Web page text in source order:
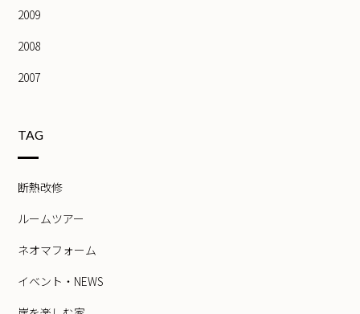
2009
2008
2007
TAG
断熱改修
ルームツアー
ネオマフォーム
イベント・NEWS